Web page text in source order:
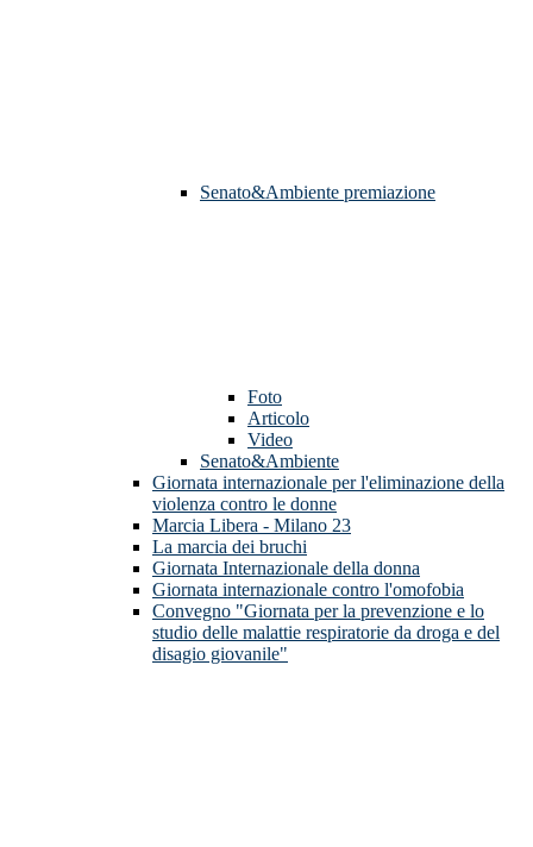
Senato&Ambiente premiazione
Foto
Articolo
Video
Senato&Ambiente
Giornata internazionale per l'eliminazione della
violenza contro le donne
Marcia Libera - Milano 23
La marcia dei bruchi
Giornata Internazionale della donna
Giornata internazionale contro l'omofobia
Convegno "Giornata per la prevenzione e lo
studio delle malattie respiratorie da droga e del
disagio giovanile"